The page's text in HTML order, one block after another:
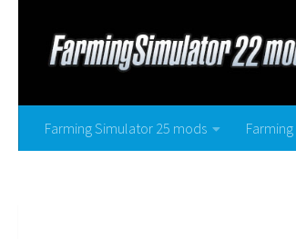
Farming Simulator 25 mods